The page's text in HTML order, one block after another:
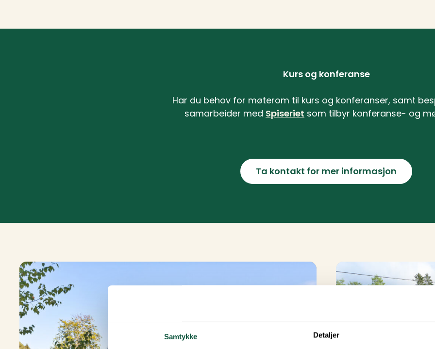
Samtykke Detaljer
Kurs og konferanse
Har du behov for møterom til kurs og konferanser, samt
samarbeider med Spiseriet som tilbyr konferanse- og
Ta kontakt for mer informasjon